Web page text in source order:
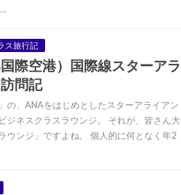
ス旅行記
際空港）国際線スターアラ
問記
の、ANAをはじめとしたスターアライアン
ジネスクラスラウンジ。 それが、皆さん大
ウンジ」ですよね。 個人的に何となく年2